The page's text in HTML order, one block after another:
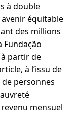
à double
équitable
des millions
Fundação
à partir de
à l’issu de
de personnes
mensuel